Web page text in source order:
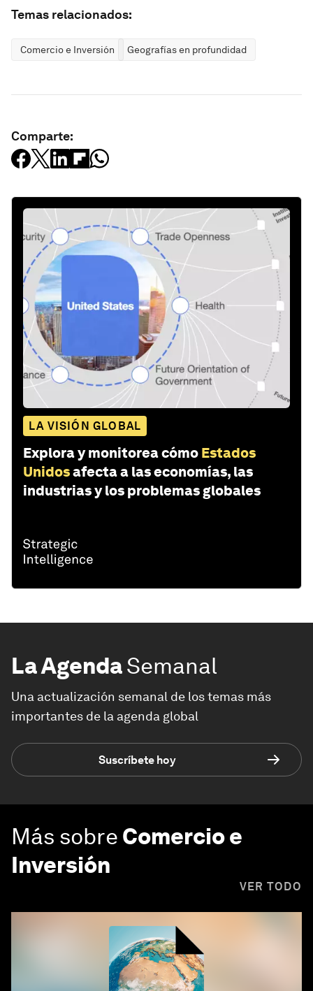
Temas relacionados:
Comercio e Inversión Geografías en profundidad
Comparte:
LA VISIÓN GLOBAL
Explora y monitorea cómo Estados
Unidosafecta a las economías, las
industrias y los problemas globales
La AgendaSemanal
Una actualización semanal de los temas más
importantes de la agenda global
Suscríbete hoy
Más sobre Comercio e
Inversión
VER TODO